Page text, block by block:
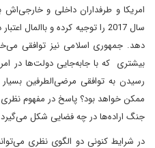
امریکا و طرفداران داخلی و
سال 2017 را توجیه کرده و
دهد. جمهوری اسلامی نیز توافقی
بیشتری که با جابه‌جایی دولت‌ها در
رسیدن به توافقی مرضی‌الطرفین
جنگ اراده‌ها در چه فضایی شکل می‌گیرد
در شرایط کنونی دو الگوی نظری